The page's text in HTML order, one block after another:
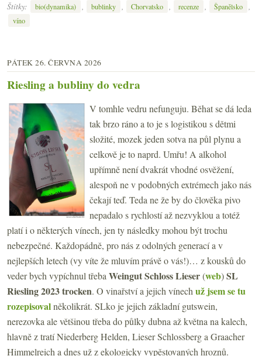
Štítky:
bio(dynamika) , bublinky , Chorvatsko , recenze , Španělsko ,
víno
PÁTEK 26. ČERVNA 2026
Riesling a bubliny do vedra
V tomhle vedru nefunguju. Běhat se dá leda
tak brzo ráno a to je s logistikou s dětmi
složité, mozek jeden sotva na půl plynu a
celkově je to naprd. Umřu! A alkohol
upřímně není dvakrát vhodné osvěžení,
alespoň ne v podobných extrémech jako nás
čekají teď. Teda ne že by do člověka pivo
nepadalo s rychlostí až nezvyklou a totéž
platí i o některých vínech, jen ty následky mohou být trochu
nebezpečné. Každopádně, pro nás z odolných generací a v
nejlepších letech (vy víte že mluvím právě o vás!)… z kousků do
veder bych vypíchnul třebaWeingut Schloss Lieser(web)SL
Riesling 2023 trocken. O vinařství a jejich vínechuž jsem se tu
rozepisovalněkolikrát. SLko je jejich základní gutswein,
nerezovka ale většinou třeba do půlky dubna až května na kalech,
hlavně z tratí Niederberg Helden, Lieser Schlossberg a Graacher
Himmelreich a dnes už z ekologicky vypěstovaných hroznů.